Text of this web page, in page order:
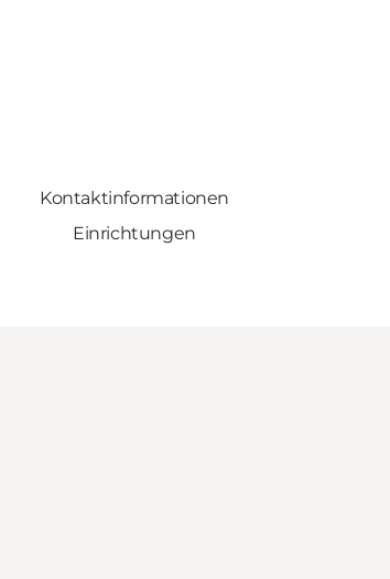
Kontaktinformationen
Einrichtungen